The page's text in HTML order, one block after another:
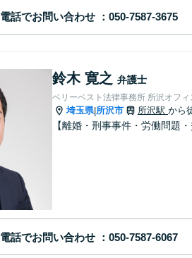
電話でお問い合わせ
鈴木 寛之 弁護士
ベリーベスト法律事務所 所沢オフィ
埼玉県|所沢市 所沢駅 から
【離婚・刑事事件・労働問題
電話でお問い合わせ